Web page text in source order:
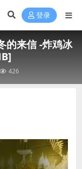
登录
的来信 -炸鸡冰
426